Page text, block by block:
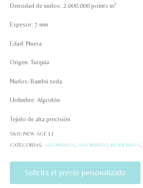
Densidad de nudos: 2.000.000 points m2
Espesor: 7 mm
Edad: Nueva
Origen: Turquía
Nudos: Bambú seda
Urdimbre: Algodón
Tejido de alta precisión
SKU: NEW AGE 13
CATEGORÍAS: ALFOMBRAS ALFOMBRAS MODERNAS
Solicita el precio personalizado